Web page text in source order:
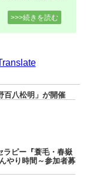
>>>続きを読む
百八松明」が開催
ラピー『蓑毛・春嶽
やり時間～参加者募